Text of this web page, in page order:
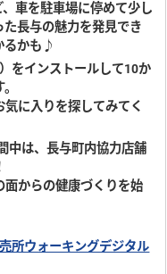
車を駐車場に停めて少し
長与の魅力を発見でき
るかも♪
をインストールして10か
に入りを探してみてく
中は、長与町内協力店舗
面からの健康づくりを始
所ウォーキングデジタル